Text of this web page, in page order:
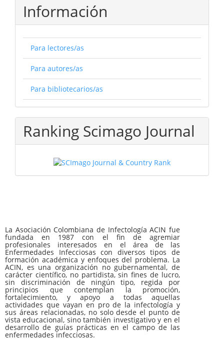
Información
Para lectores/as
Para autores/as
Para bibliotecarios/as
Ranking Scimago Journal
La Asociación Colombiana de Infectología ACIN fue
fundada en 1987 con el fin de agremiar
profesionales interesados en el área de las
Enfermedades Infecciosas con diversos tipos de
formación académica y enfoques del problema. La
ACIN, es una organización no gubernamental, de
carácter científico, no partidista, sin fines de lucro,
sin discriminación de ningún tipo, regida por
principios que contemplan la promoción,
fortalecimiento, y apoyo a todas aquellas
actividades que vayan en pro de la infectología y
sus áreas relacionadas, no solo desde el punto de
vista educacional, sino también investigativo y en el
desarrollo de guías prácticas en el campo de las
enfermedades infecciosas.